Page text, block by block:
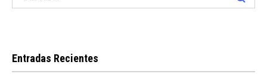
Entradas Recientes